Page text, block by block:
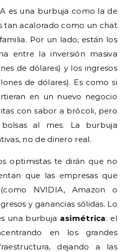
es una burbuja como la de
tan acalorado como un chat
Por un lado, están los
entre la inversión masiva
de dólares) y los ingresos
de dólares). Es como si
en un nuevo negocio
con sabor a brócoli, pero
al mes. La burbuja
no de dinero real.
optimistas te dirán que no
que las empresas que
NVIDIA, Amazon o
y ganancias sólidas. Lo
una burbuja asimétrica: el
en los grandes
dejando a las